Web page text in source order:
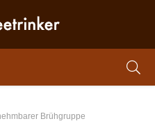
Brühgruppe